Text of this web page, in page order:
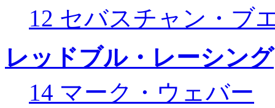
12 セバスチャン・ブ
レッドブル・レーシング
14 マーク・ウェバー